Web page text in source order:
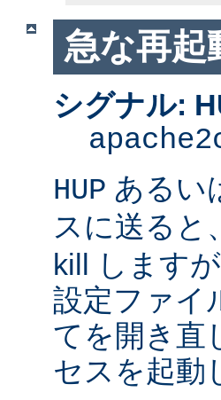
急な再起
シグナル:
HUP あるい
スに送ると
kill します
設定ファイ
てを開き直
セスを起動